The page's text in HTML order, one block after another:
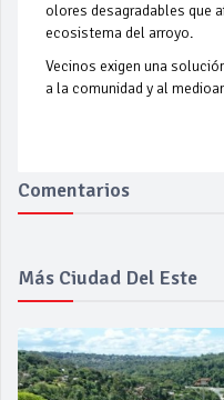
olores desagradables que
ecosistema del arroyo.
Vecinos exigen una
a la comunidad y al
Comentarios
Más Ciudad Del Este